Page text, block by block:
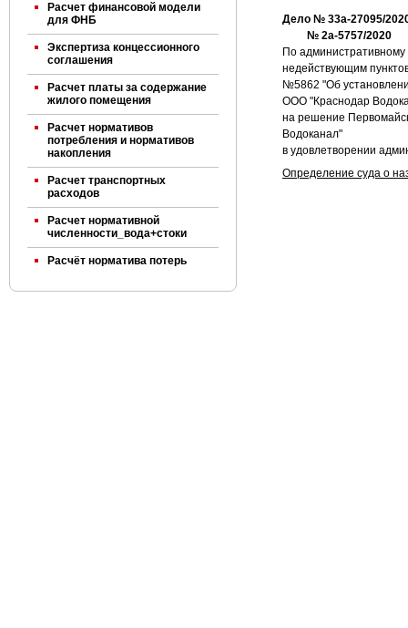
Расчет финансовой модели
для ФНБ
Экспертиза концессионного
соглашения
Расчет платы за содержание
жилого помещения
Расчет нормативов
потребления и нормативов
накопления
Расчет транспортных
расходов
Расчет нормативной
численности_вода+стоки
Расчёт норматива потерь
Дело № 33а-27095/
№ 2а-5757/2020
По
недействующим
№5862 "Об
ООО "Краснодар
на решение
Водоканал"
в удовлетворении
Определение суда о